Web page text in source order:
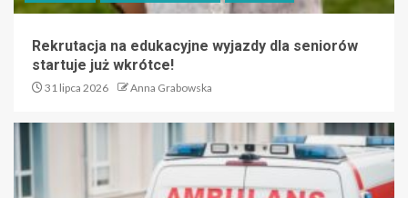
Rekrutacja na edukacyjne wyjazdy dla seniorów
startuje już wkrótce!
31 lipca 2026 Anna Grabowska